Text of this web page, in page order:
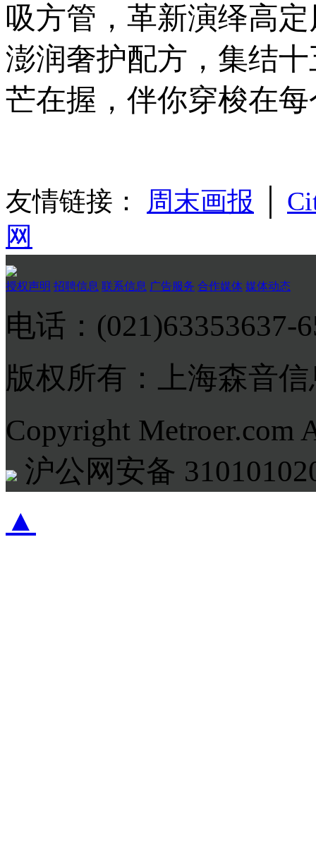
吸方管，革新演绎高
澎润奢护配方，集结
芒在握，伴你穿梭在
友情链接： 周末画报
网
授权声明 招聘信息 联系信息 广告服务 合作媒体 媒体动态
电话：(021)63353637-
版权所有：上海森音
Copyright Metroer.com
沪公网安备
▲